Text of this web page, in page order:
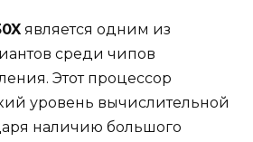
является одним из
среди чипов
Этот процессор
уровень вычислительной
наличию большого